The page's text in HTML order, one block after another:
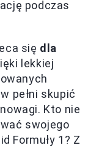
podczas
się dla
lekkiej
pełni skupić
Kto nie
swojego
Formuły 1? Z